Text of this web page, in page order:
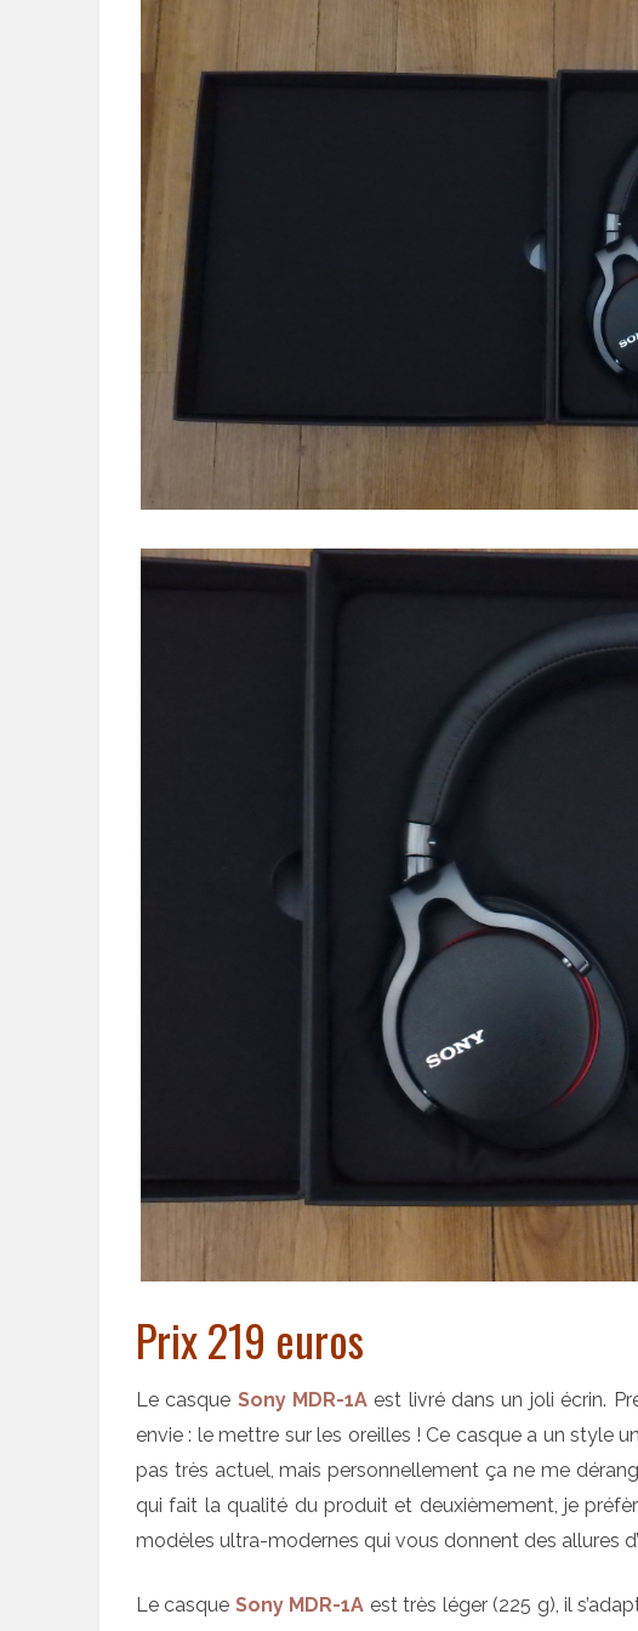
Prix 219 euros
Le casque Sony MDR-1A est livré dans un joli écrin.
envie : le mettre sur les oreilles ! Ce casque a un style
pas très actuel, mais personnellement ça ne me
qui fait la qualité du produit et deuxièmement, je
modèles ultra-modernes qui vous donnent des allures
Le casque Sony MDR-1A est très léger (225 g), il